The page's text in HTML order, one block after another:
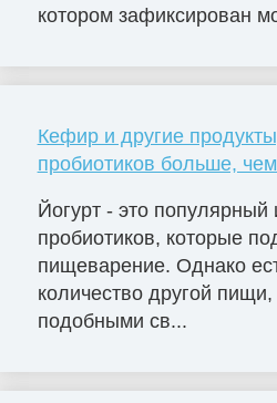
котором зафиксирован
Кефир и другие
пробиотиков больше,
Йогурт - это популярный
пробиотиков, которые
пищеварение. Однако
количество другой
подобными св...